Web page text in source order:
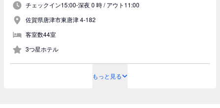
チェックイン15:00-深夜 0 時 /アウト11:00
佐賀県唐津市東唐津 4-182
客室数44室
3つ星ホテル
もっと見る